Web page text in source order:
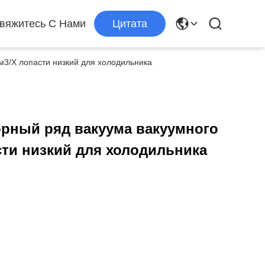
С Нами Цитата
Х лопасти низкий для холодильника
ряд вакуума вакуумного
низкий для холодильника